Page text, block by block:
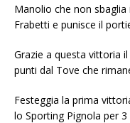
Manolio che non
Frabetti e punisce il
Grazie a questa vittoria
punti dal Tove che
Festeggia la prima
lo Sporting Pignola per